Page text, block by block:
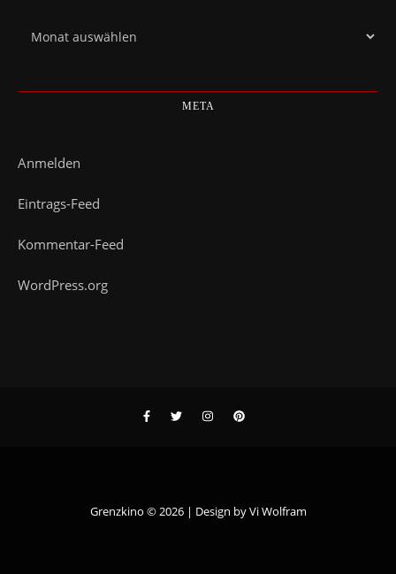
META
Anmelden
Eintrags-Feed
Kommentar-Feed
WordPress.org
Grenzkino © 2026 | Design byVi Wolfram